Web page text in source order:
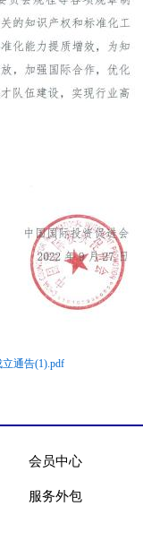
通告(1).pdf
会员中心
服务外包